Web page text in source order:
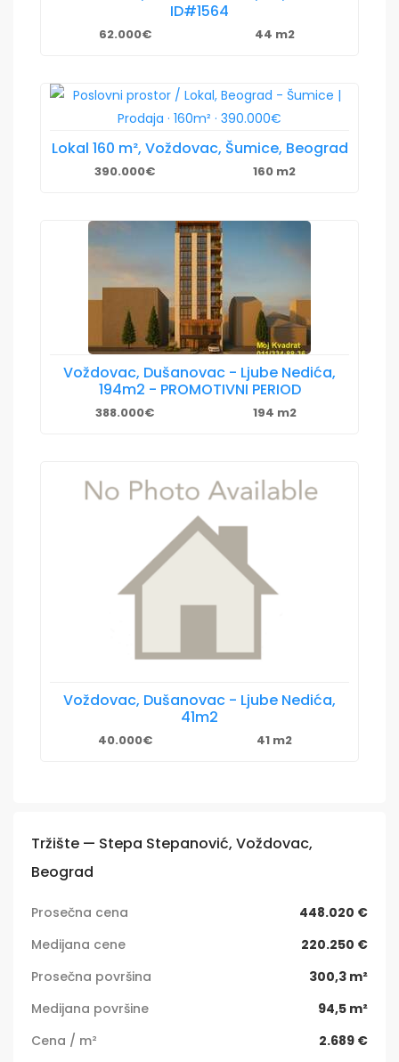
ID#1564
62.000€ 44 m2
Lokal 160 m², Voždovac, Šumice, Beograd
390.000€ 160 m2
Voždovac, Dušanovac - Ljube Nedića,
194m2 - PROMOTIVNI PERIOD
388.000€ 194 m2
Voždovac, Dušanovac - Ljube Nedića,
41m2
40.000€ 41 m2
Tržište — Stepa Stepanović, Voždovac,
Beograd
Prosečna cena
448.020 €
Medijana cene
220.250 €
Prosečna površina
300,3 m²
Medijana površine
94,5 m²
Cena / m²
2.689 €